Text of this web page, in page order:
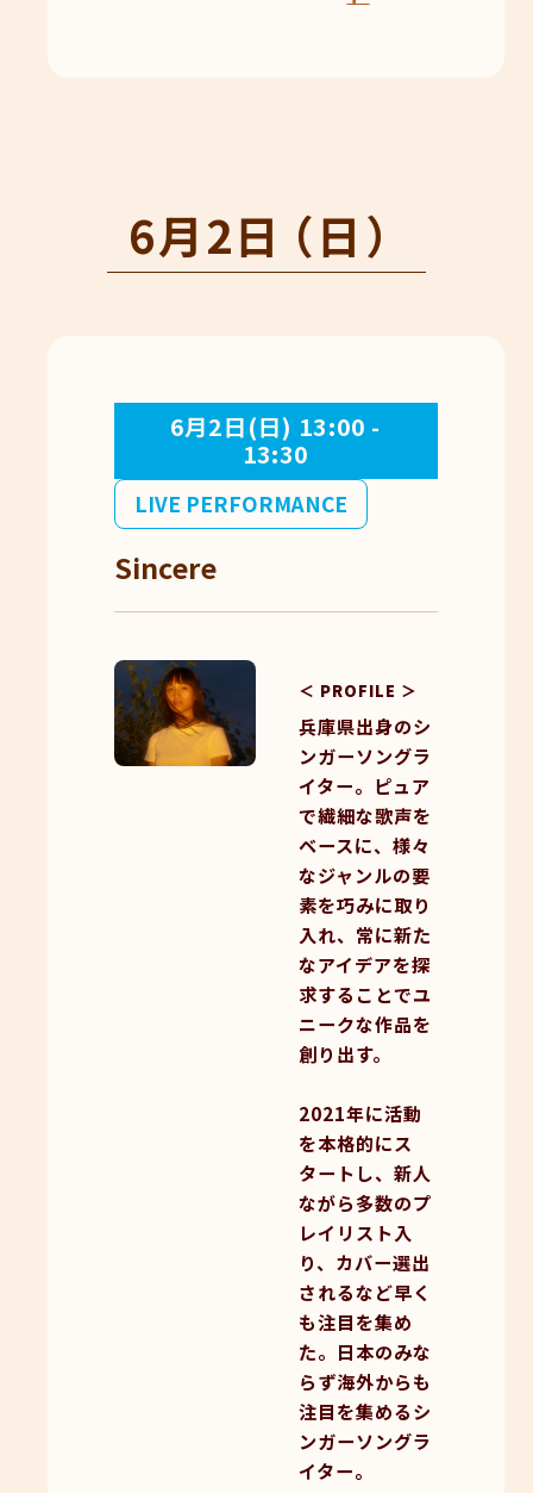
6月2日（日）
LIVE PERFORMANCE
6月2日(日) 13:00 -
13:30
Sincere
＜ PROFILE ＞
兵庫県出身のシ
ンガーソングラ
イター。ピュア
で繊細な歌声を
ベースに、様々
なジャンルの要
素を巧みに取り
入れ、常に新た
なアイデアを探
求することでユ
ニークな作品を
創り出す。
2021年に活動
を本格的にス
タートし、新人
ながら多数のプ
レイリスト入
り、カバー選出
されるなど早く
も注目を集め
た。日本のみな
らず海外からも
注目を集めるシ
ンガーソングラ
イター。